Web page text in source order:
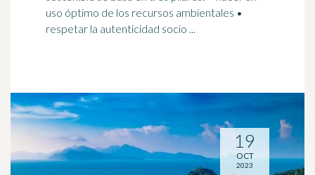
uso óptimo de los recursos ambientales •
respetar la autenticidad socio ...
19
OCT
2023